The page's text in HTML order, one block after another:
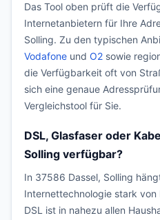
Das Tool oben prüft die
Internetanbietern für Ihre
Solling. Zu den typischen
Vodafone und O2 sowie
die Verfügbarkeit oft von
sich eine genaue
Vergleichstool für Sie.
DSL, Glasfaser oder
Solling verfügbar?
In 37586 Dassel, Solling
Internettechnologie stark von
DSL ist in nahezu allen